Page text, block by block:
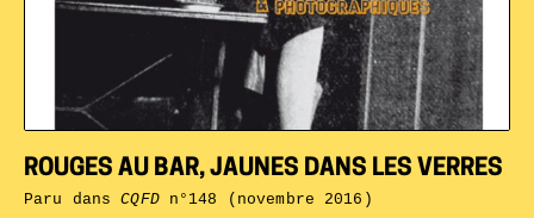
ROUGES AU BAR, JAUNES DANS LES VERRES
Paru dansCQFDn°148 (novembre 2016)